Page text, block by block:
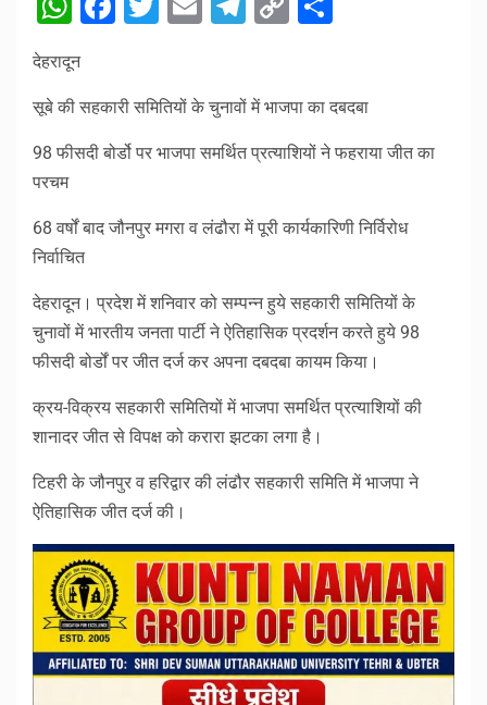
देहरादून
सूबे की सहकारी समितियों के चुनावों में भाजपा का दबदबा
98 फीसदी बोर्डो पर भाजपा समर्थित प्रत्याशियों ने फहराया जीत का
परचम
68 वर्षों बाद जौनपुर मगरा व लंढौरा में पूरी कार्यकारिणी निर्विरोध
निर्वाचित
देहरादून। प्रदेश में शनिवार को सम्पन्न हुये सहकारी समितियों के
चुनावों में भारतीय जनता पार्टी ने ऐतिहासिक प्रदर्शन करते हुये 98
फीसदी बोर्डों पर जीत दर्ज कर अपना दबदबा कायम किया।
क्रय-विक्रय सहकारी समितियों में भाजपा समर्थित प्रत्याशियों की
शानादर जीत से विपक्ष को करारा झटका लगा है।
टिहरी के जौनपुर व हरिद्वार की लंढौर सहकारी समिति में भाजपा ने
ऐतिहासिक जीत दर्ज की।